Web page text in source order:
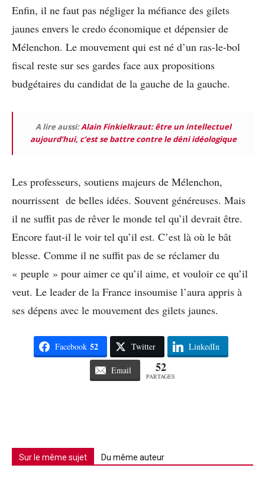
Enfin, il ne faut pas négliger la méfiance des gilets
jaunes envers le credo économique et dépensier de
Mélenchon. Le mouvement qui est né d’un ras-le-bol
fiscal reste sur ses gardes face aux propositions
budgétaires du candidat de la gauche de la gauche.
A lire aussi:Alain Finkielkraut: être un intellectuel
aujourd’hui, c’est se battre contre le déni idéologique
Les professeurs, soutiens majeurs de Mélenchon,
nourrissent de belles idées. Souvent généreuses. Mais
il ne suffit pas de rêver le monde tel qu’il devrait être.
Encore faut-il le voir tel qu’il est. C’est là où le bât
blesse. Comme il ne suffit pas de se réclamer du
« peuple » pour aimer ce qu’il aime, et vouloir ce qu’il
veut. Le leader de la France insoumise l’aura appris à
ses dépens avec le mouvement des gilets jaunes.
Facebook 52 Twitter LinkedIn
Email 52
PARTAGES
Sur le même sujet Du même auteur